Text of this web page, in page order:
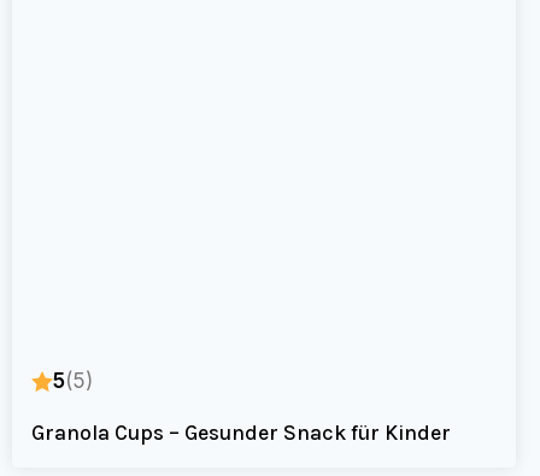
5(5)
Granola Cups – Gesunder Snack für Kinder